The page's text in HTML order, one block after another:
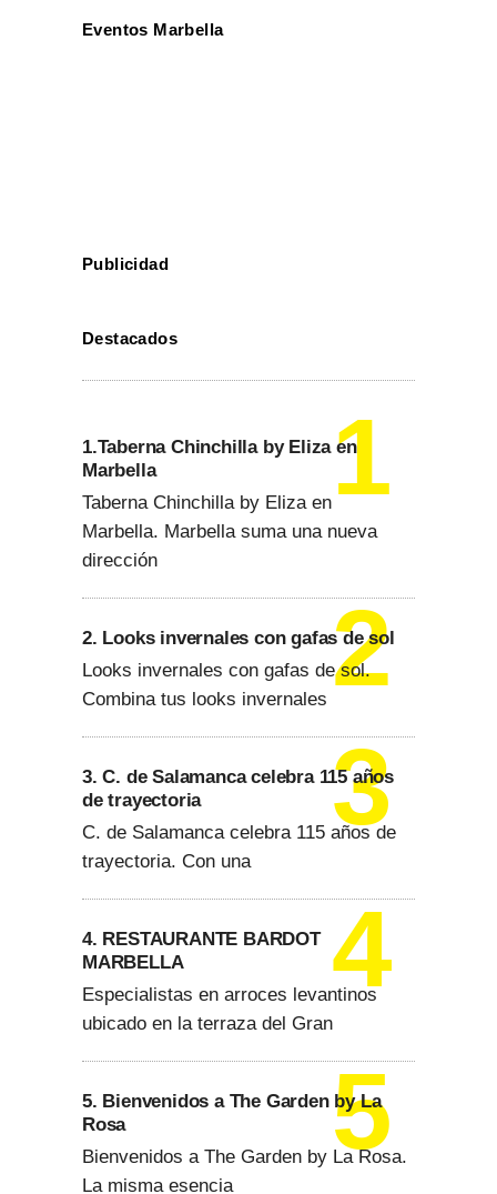
Eventos Marbella
Publicidad
Destacados
1.Taberna Chinchilla by Eliza en
Marbella
Taberna Chinchilla by Eliza en
Marbella. Marbella suma una nueva
dirección
2. Looks invernales con gafas de sol
Looks invernales con gafas de sol.
Combina tus looks invernales
3. C. de Salamanca celebra 115 años
de trayectoria
C. de Salamanca celebra 115 años de
trayectoria. Con una
4. RESTAURANTE BARDOT
MARBELLA
Especialistas en arroces levantinos
ubicado en la terraza del Gran
5. Bienvenidos a The Garden by La
Rosa
Bienvenidos a The Garden by La Rosa.
La misma esencia